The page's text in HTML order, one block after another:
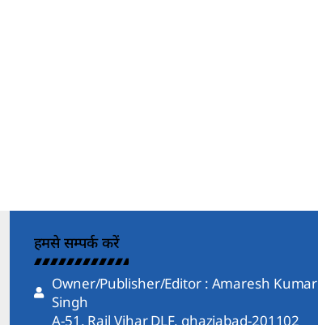
हमसे सम्पर्क करें
Owner/Publisher/Editor : Amaresh Kumar
Singh
A-51, Rail Vihar DLF, ghaziabad-201102